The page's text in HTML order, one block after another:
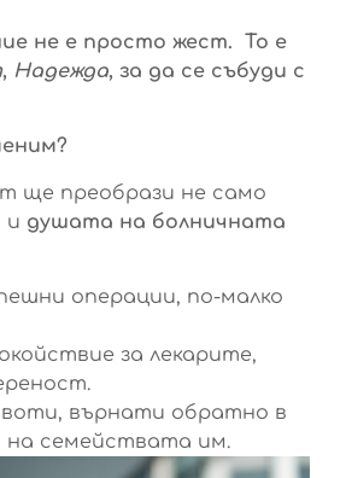
не е просто жест. То е
, Надежда, за да се събуди с
ще преобрази не само
и душата на болничната
операции, по-малко
за лекарите,
върнати обратно в
на семействата им.